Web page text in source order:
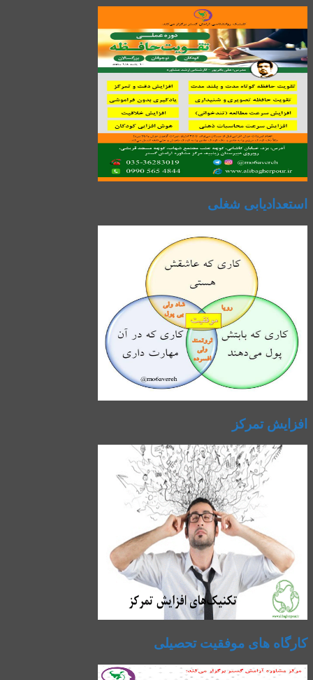
استعدادیابی شغلی
افزایش تمرکز
کارگاه های موفقیت تحصیلی